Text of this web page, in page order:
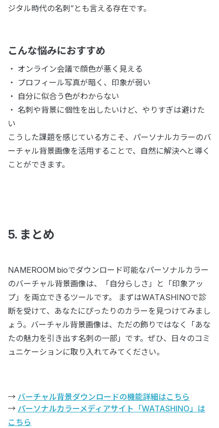
ジタル時代の名刺”とも言える存在です。
こんな悩みにおすすめ
・ オンライン会議で顔色が悪く見える
・ プロフィール写真が暗く、印象が弱い
・ 自分に似合う色がわからない
・ 名刺や背景に個性を出したいけど、やりすぎは避けた
い
こうした課題を感じている方こそ、パーソナルカラーのバ
ーチャル背景画像を活用することで、自然に解決へと導く
ことができます。
5. まとめ
NAMEROOM bioでダウンロード可能なパーソナルカラー
のバーチャル背景画像は、「自分らしさ」と「印象アッ
プ」を両立できるツールです。 まずはWATASHINOで診
断を受けて、あなたにぴったりのカラーを見つけてみまし
ょう。バーチャル背景画像は、ただの飾りではなく「あな
たの魅力を引き出す名刺の一部」です。ぜひ、日々のコミ
ュニケーションに取り入れてみてください。
→ バーチャル背景ダウンロードの機能詳細はこちら
→ パーソナルカラーメディアサイト「WATASHINO」は
こちら